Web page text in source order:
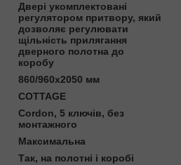
Двері укомплектовані
регулятором притвору, який
дозволяє регулювати
щільність прилягання
дверного полотна до
коробу
860/960х2050 мм
COTTAGE
Cordon, 5 ключів, без
монтажного
Максимальна
Так, на полотні і коробі